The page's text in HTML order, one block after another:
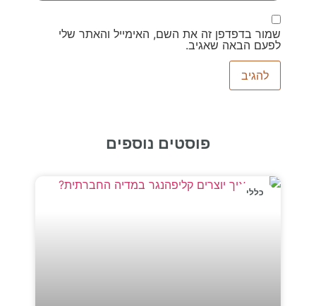
שמור בדפדפן זה את השם, האימייל והאתר שלי
לפעם הבאה שאגיב.
פוסטים נוספים
כללי